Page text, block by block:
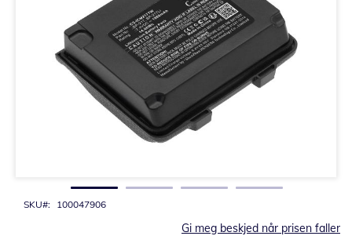
SKU 100047906
Gi meg beskjed når prisen faller